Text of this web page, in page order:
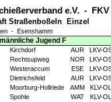
e.V. - FKV
Straßenboßeln Einzel
- Esenshamm
männliche Jugend F
Kirchdorf AUR
LKV-
Rechtsupweg NOR
LKV-
Westeraccum ESE
LKV-
Dietrichsfeld AUR
LKV-
Moorburg-Hollriede AMM
KLV-OL
Spohle WAT
KLV-OL